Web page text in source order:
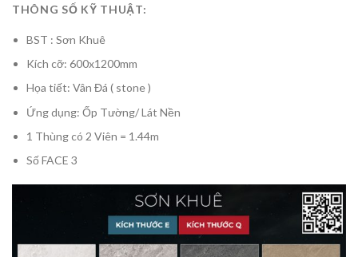
THÔNG SỐ KỸ THUẬT:
BST : Sơn Khuê
Kích cỡ: 600x1200mm
Họa tiết: Vân Đá ( stone )
Ứng dụng: Ốp Tường/ Lát Nền
1 Thùng có 2 Viên = 1.44m
Số FACE 3